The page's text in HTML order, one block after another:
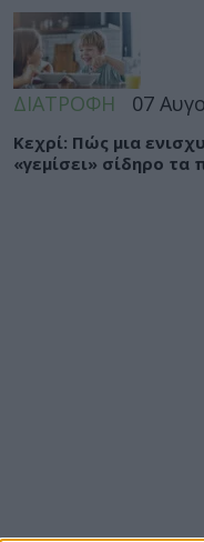
ΔΙΑΤΡΟΦΗ 07
Κεχρί: Πώς μια
«γεμίσει» σίδηρο τα